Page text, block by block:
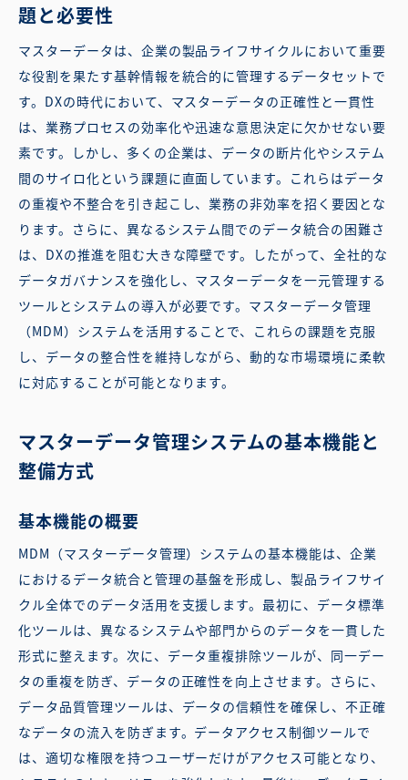
題と必要性
マスターデータは、企業の製品ライフサイクルにおいて重要
な役割を果たす基幹情報を統合的に管理するデータセットで
す。DXの時代において、マスターデータの正確性と一貫性
は、業務プロセスの効率化や迅速な意思決定に欠かせない要
素です。しかし、多くの企業は、データの断片化やシステム
間のサイロ化という課題に直面しています。これらはデータ
の重複や不整合を引き起こし、業務の非効率を招く要因とな
ります。さらに、異なるシステム間でのデータ統合の困難さ
は、DXの推進を阻む大きな障壁です。したがって、全社的な
データガバナンスを強化し、マスターデータを一元管理する
ツールとシステムの導入が必要です。マスターデータ管理
（MDM）システムを活用することで、これらの課題を克服
し、データの整合性を維持しながら、動的な市場環境に柔軟
に対応することが可能となります。
マスターデータ管理システムの基本機能と
整備方式
基本機能の概要
MDM（マスターデータ管理）システムの基本機能は、企業
におけるデータ統合と管理の基盤を形成し、製品ライフサイ
クル全体でのデータ活用を支援します。最初に、データ標準
化ツールは、異なるシステムや部門からのデータを一貫した
形式に整えます。次に、データ重複排除ツールが、同一デー
タの重複を防ぎ、データの正確性を向上させます。さらに、
データ品質管理ツールは、データの信頼性を確保し、不正確
なデータの流入を防ぎます。データアクセス制御ツールで
は、適切な権限を持つユーザーだけがアクセス可能となり、